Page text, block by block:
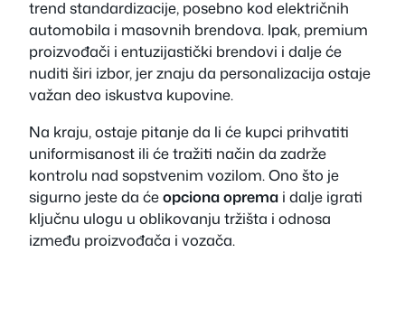
trend standardizacije, posebno kod električnih
automobila i masovnih brendova. Ipak, premium
proizvođači i entuzijastički brendovi i dalje će
nuditi širi izbor, jer znaju da personalizacija ostaje
važan deo iskustva kupovine.
Na kraju, ostaje pitanje da li će kupci prihvatiti
uniformisanost ili će tražiti način da zadrže
kontrolu nad sopstvenim vozilom. Ono što je
sigurno jeste da ćeopciona oprema i dalje igrati
ključnu ulogu u oblikovanju tržišta i odnosa
između proizvođača i vozača.